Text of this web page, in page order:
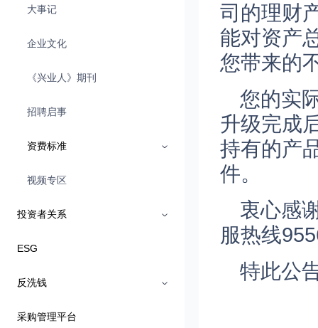
大事记
企业文化
《兴业人》期刊
招聘启事
资费标准
视频专区
投资者关系
ESG
反洗钱
采购管理平台
司的理财
能对资产
您带来的
您的实
升级完成
持有的产
件。
衷心感
服热线
特此公